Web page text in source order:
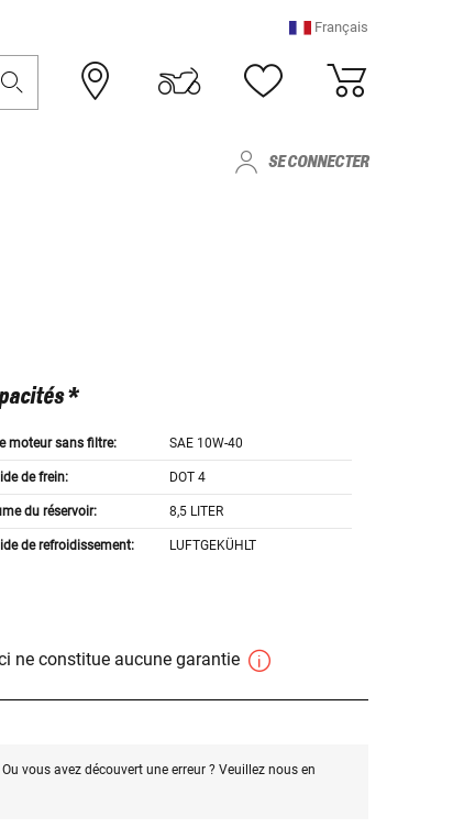
Français
SE CONNECTER
*
moteur sans filtre: SAE 10W-40
de frein: DOT 4
du réservoir: 8,5 LITER
de refroidissement: LUFTGEKÜHLT
ne constitue aucune garantie
vous avez découvert une erreur ? Veuillez nous en